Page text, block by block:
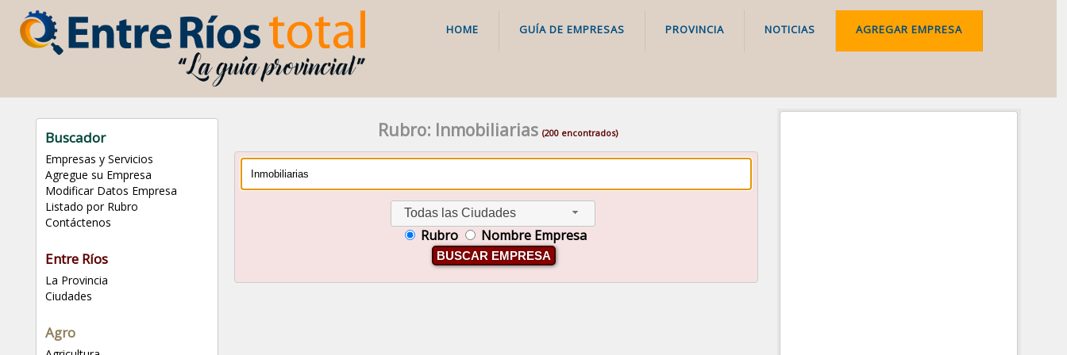
HOME GUÍA DE EMPRESAS PROVINCIA NOTICIAS AGREGAR EMPRESA
Buscador
Empresas y Servicios
Agregue su Empresa
Modificar Datos Empresa
Listado por Rubro
Contáctenos
Entre Ríos
La Provincia
Ciudades
Agro
Rubro: Inmobiliarias(200 encontrados)
Todas las Ciudades
Rubro Nombre Empresa
BUSCAR EMPRESA